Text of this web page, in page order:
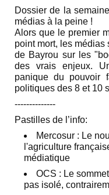
Dossier de la
médias à la peine !
Alors que le premier
point mort, les médias
de Bayrou sur les
des vrais enjeux.
panique du pouvoir
politiques des 8 et 10
‐-‐-----------
Pastilles de l’info:
Mercosur : Le
l'agriculture
médiatique
OCS : Le
pas isolé,